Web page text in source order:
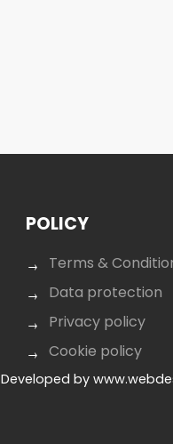
POLICY
Terms &
Data protection
Privacy policy
Cookie policy
Developed by